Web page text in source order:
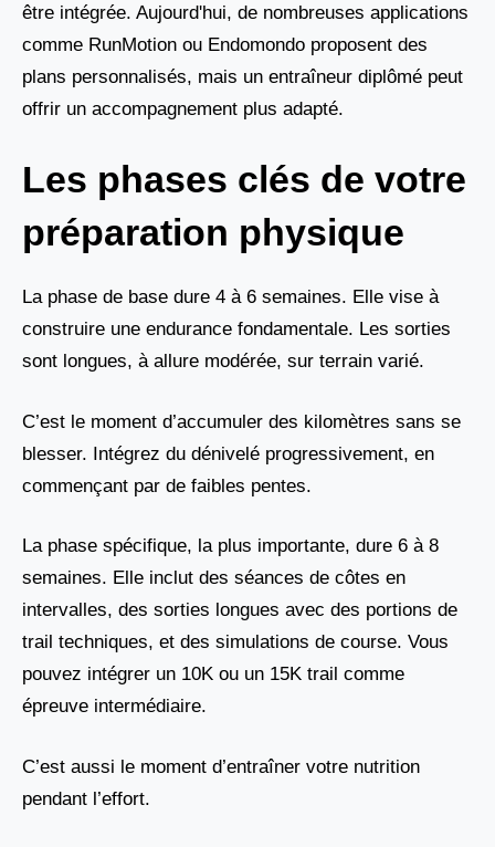
être intégrée. Aujourd'hui, de nombreuses applications
comme RunMotion ou Endomondo proposent des
plans personnalisés, mais un entraîneur diplômé peut
offrir un accompagnement plus adapté.
Les phases clés de votre
préparation physique
La phase de base dure 4 à 6 semaines. Elle vise à
construire une endurance fondamentale. Les sorties
sont longues, à allure modérée, sur terrain varié.
C’est le moment d’accumuler des kilomètres sans se
blesser. Intégrez du dénivelé progressivement, en
commençant par de faibles pentes.
La phase spécifique, la plus importante, dure 6 à 8
semaines. Elle inclut des séances de côtes en
intervalles, des sorties longues avec des portions de
trail techniques, et des simulations de course. Vous
pouvez intégrer un 10K ou un 15K trail comme
épreuve intermédiaire.
C’est aussi le moment d’entraîner votre nutrition
pendant l’effort.